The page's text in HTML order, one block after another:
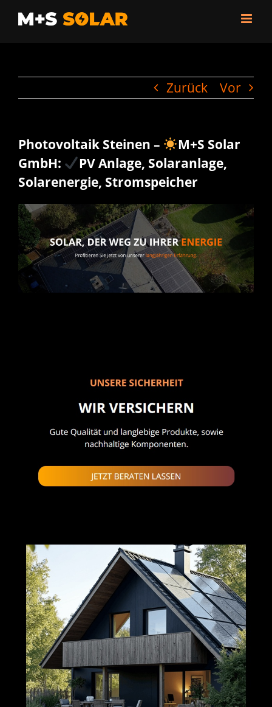
Zum
Inhalt
Zurück Vor
Photovoltaik Steinen –
M+S Solar
GmbH:
PV Anlage, Solaranlage,
Solarenergie, Stromspeicher